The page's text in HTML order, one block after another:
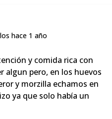
y comida rica con
algun pero, en los huevos
y morzilla echamos en
ya que solo había un